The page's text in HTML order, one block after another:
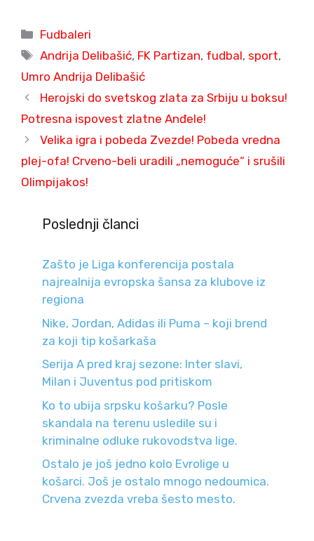
Categories
Fudbaleri
Tags
Andrija Delibašić, FK Partizan, fudbal, sport,
Umro Andrija Delibašić
Herojski do svetskog zlata za Srbiju u boksu!
Potresna ispovest zlatne Anđele!
Velika igra i pobeda Zvezde! Pobeda vredna
plej-ofa! Crveno-beli uradili „nemoguće“ i srušili
Olimpijakos!
Poslednji članci
Zašto je Liga konferencija postala
najrealnija evropska šansa za klubove iz
regiona
Nike, Jordan, Adidas ili Puma – koji brend
za koji tip košarkaša
Serija A pred kraj sezone: Inter slavi,
Milan i Juventus pod pritiskom
Ko to ubija srpsku košarku? Posle
skandala na terenu usledile su i
kriminalne odluke rukovodstva lige.
Ostalo je još jedno kolo Evrolige u
košarci. Još je ostalo mnogo nedoumica.
Crvena zvezda vreba šesto mesto.